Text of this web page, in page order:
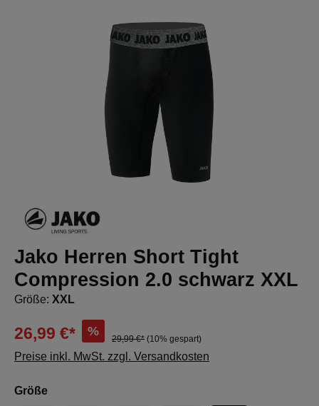
Bildergalerie überspringen
Jako Herren Short Tight
Compression 2.0 schwarz XXL
Größe: XXL
26,99 €* %
29,99 €* (10% gespart)
Preise inkl. MwSt. zzgl. Versandkosten
Größeauswählen